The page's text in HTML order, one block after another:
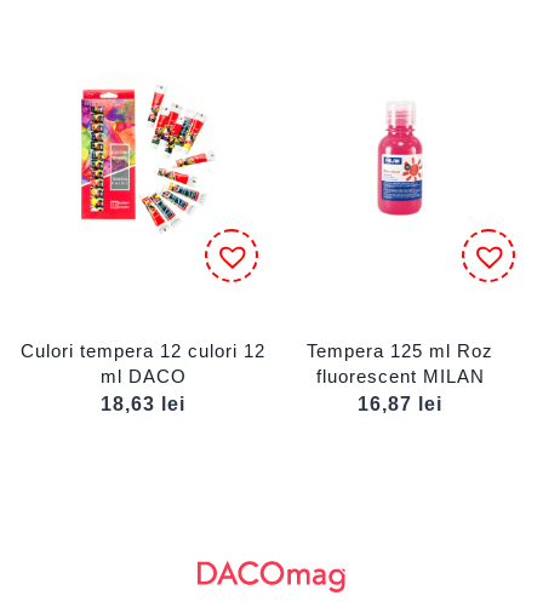
Culori tempera 12 culori 12
ml DACO
18,63
lei
Tempera 125 ml Roz
fluorescent MILAN
16,87
lei